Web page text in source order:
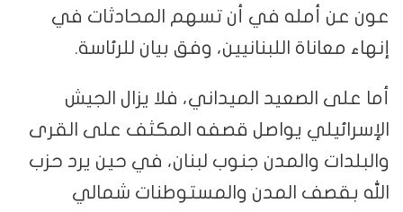
عون عن أمله في أن تسهم المحادثات في
إنهاء معاناة اللبنانيين، وفق بيان للرئاسة.
أما على الصعيد الميداني، فلا يزال الجيش
الإسرائيلي يواصل قصفه المكثف على القرى
والبلدات والمدن جنوب لبنان، في حين يرد حزب
الله بقصف المدن والمستوطنات شمالي